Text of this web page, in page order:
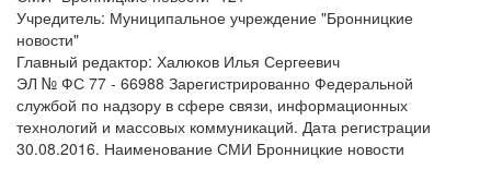
Учредитель: Муниципальное учреждение "Бронницкие
новости"
Главный редактор: Халюков Илья Сергеевич
ЭЛ № ФС 77 - 66988 Зарегистрированно Федеральной
службой по надзору в сфере связи, информационных
технологий и массовых коммуникаций. Дата регистрации
30.08.2016. Наименование СМИ Бронницкие новости